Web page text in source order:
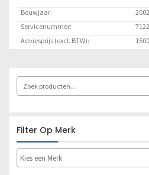
Bouwjaar:
2002
Servicenummer:
Adviesprijs (excl. BTW):
Filter Op Merk